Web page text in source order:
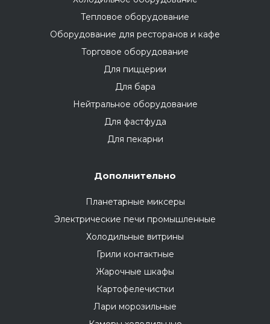
Тепловое оборудование
Оборудование для ресторанов и кафе
Торговое оборудование
Для пиццерии
Для бара
Нейтральное оборудование
Для фастфуда
Для пекарни
Дополнительно
Планетарные миксеры
Электрические печи промышленные
Холодильные витрины
Грили контактные
Жарочные шкафы
Картофелечистки
Лари морозильные